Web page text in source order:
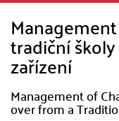
tradiční
zařízení
Management of
over from a